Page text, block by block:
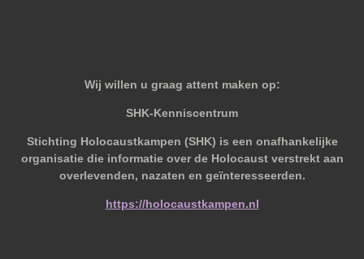
Wij willen u graag attent maken op:
SHK-Kenniscentrum
Stichting Holocaustkampen (SHK) is een onafhankelijke
organisatie die informatie over de Holocaust verstrekt aan
overlevenden, nazaten en geïnteresseerden.
https://holocaustkampen.nl